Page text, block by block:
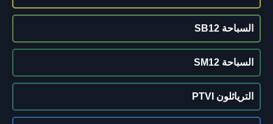
السباحة SB12
السباحة SM12
الترياثلون PTVI